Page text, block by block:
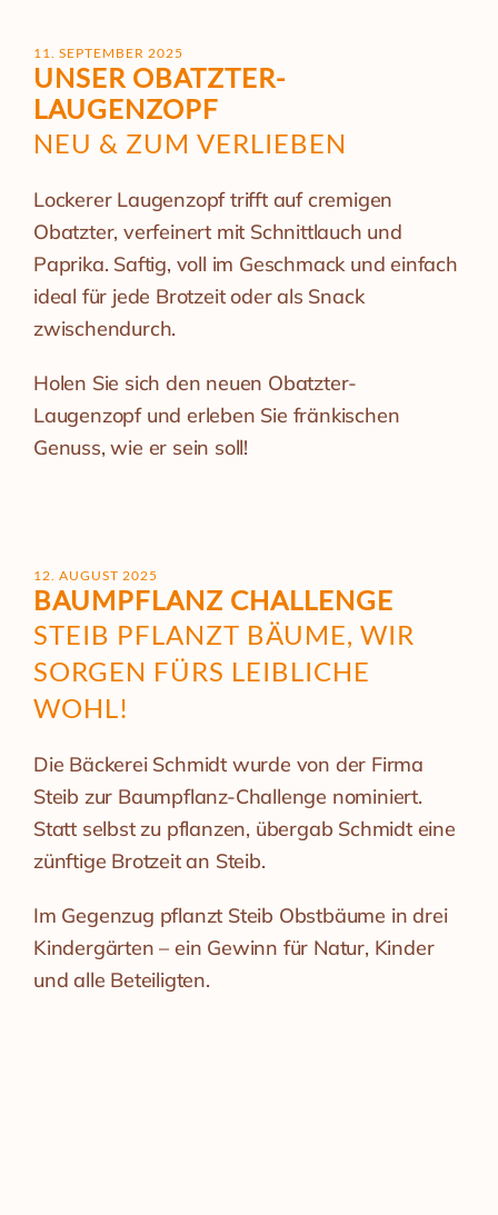
11. SEPTEMBER 2025
UNSER OBATZTER-
LAUGENZOPF
NEU & ZUM VERLIEBEN
Lockerer Laugenzopf trifft auf cremigen
Obatzter, verfeinert mit Schnittlauch und
Paprika. Saftig, voll im Geschmack und einfach
ideal für jede Brotzeit oder als Snack
zwischendurch.
Holen Sie sich den neuen Obatzter-
Laugenzopf und erleben Sie fränkischen
Genuss, wie er sein soll!
12. AUGUST 2025
BAUMPFLANZ CHALLENGE
STEIB PFLANZT BÄUME, WIR
SORGEN FÜRS LEIBLICHE
WOHL!
Die Bäckerei Schmidt wurde von der Firma
Steib zur Baumpflanz-Challenge nominiert.
Statt selbst zu pflanzen, übergab Schmidt eine
zünftige Brotzeit an Steib.
Im Gegenzug pflanzt Steib Obstbäume in drei
Kindergärten – ein Gewinn für Natur, Kinder
und alle Beteiligten.